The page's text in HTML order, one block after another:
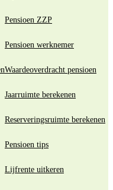
Pensioen ZZP
Pensioen werknemer
Waardeoverdracht pensioen
Jaarruimte berekenen
Reserveringsruimte berekenen
Pensioen tips
Lijfrente uitkeren